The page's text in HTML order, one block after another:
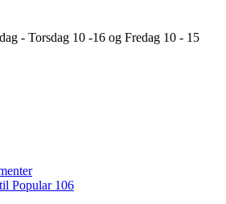
- Torsdag 10 -16 og Fredag 10 - 15
Popular 106